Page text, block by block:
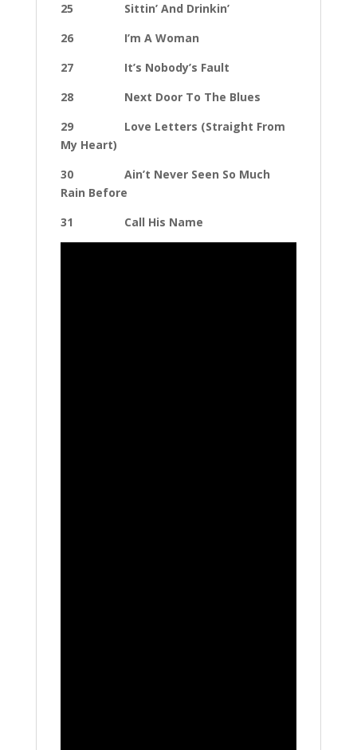
25 Sittin’ And Drinkin’
26 I’m A Woman
27 It’s Nobody’s Fault
28 Next Door To The Blues
29 Love Letters (Straight From
My Heart)
30 Ain’t Never Seen So Much
Rain Before
31 Call His Name